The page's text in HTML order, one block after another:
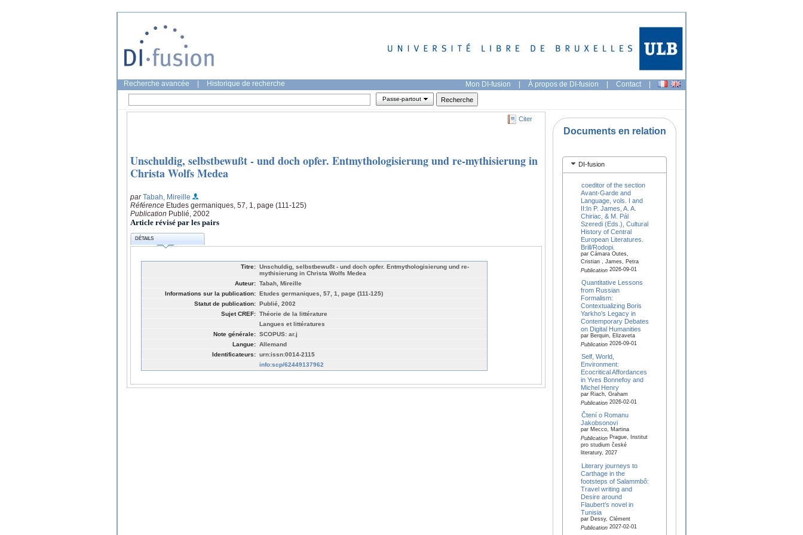
Recherche avancée Historique de recherche Mon DI-fusion | À propos de DI-fusion | Contact |
Passe-partout
Citer
Unschuldig, selbstbewußt - und doch opfer. Entmythologisierung und re-mythisierung in
Christa Wolfs Medea
parTabah, Mireille
Référence Etudes germaniques, 57, 1, page (111-125)
Publication Publié, 2002
Article révisé par les pairs
DÉTAILS
Titre: Unschuldig, selbstbewußt - und doch opfer. Entmythologisierung und re-
mythisierung in Christa Wolfs Medea
Auteur: Tabah, Mireille
Informations sur la publication: Etudes germaniques, 57, 1, page (111-125)
Statut de publication: Publié, 2002
Sujet CREF: Théorie de la littérature
Langues et littératures
Note générale: SCOPUS: ar.j
Langue: Allemand
Identificateurs: urn:issn:0014-2115
info:scp/62449137962
Documents en relation
DI-fusion
coeditor of the section
Avant-Garde and
Language, vols. I and
II:In P. James, A. A.
Chiriac, & M. Pál
Szeredi (Eds.), Cultural
History of Central
European Literatures.
Brill/Rodopi.
par Cámara Outes,
Cristian , James, Petra
Publication2026-09-01
Quantitative Lessons
from Russian
Formalism:
Contextualizing Boris
Yarkho’s Legacy in
Contemporary Debates
on Digital Humanities
par Berquin, Elizaveta
Publication2026-09-01
Self, World,
Environment:
Ecocritical Affordances
in Yves Bonnefoy and
Michel Henry
par Riach, Graham
Publication2026-02-01
Čtení o Romanu
Jakobsonovi
par Mecco, Martina
PublicationPrague, Institut
pro studium české
literatury, 2027
Literary journeys to
Carthage in the
footsteps of Salammbô:
Travel writing and
Desire around
Flaubert’s novel in
Tunisia
par Dessy, Clément
Publication2027-02-01